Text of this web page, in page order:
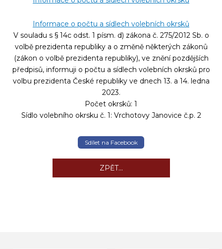
Informace o počtu a sídlech volebních okrsků
V souladu s § 14c odst. 1 písm. d) zákona č. 275/2012 Sb. o
volbě prezidenta republiky a o změně některých zákonů
(zákon o volbě prezidenta republiky), ve znění pozdějších
předpisů, informuji o počtu a sídlech volebních okrsků pro
volbu prezidenta České republiky ve dnech 13. a 14. ledna
2023.
Počet okrsků: 1
Sídlo volebního okrsku č. 1: Vrchotovy Janovice č.p. 2
Sdílet na Facebook
ZPĚT...